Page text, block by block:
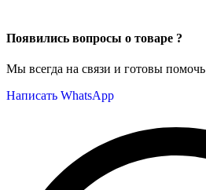
Появились вопросы о товаре ?
Мы всегда на связи и готовы помочь
Написать WhatsApp